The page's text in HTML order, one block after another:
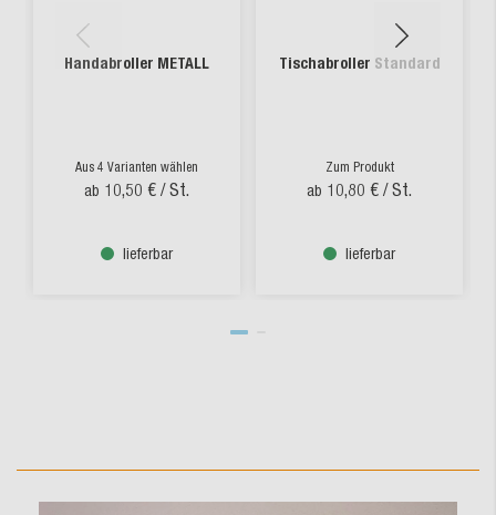
Handabroller METALL
Aus 4 Varianten wählen
ab 10,50 € / St.
lieferbar
Tischabroller Standard
Zum Produkt
ab 10,80 € / St.
lieferbar